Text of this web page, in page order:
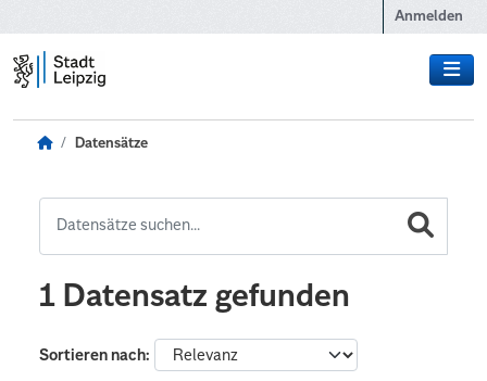
Anmelden
Datensätze
1 Datensatz gefunden
Sortieren nach